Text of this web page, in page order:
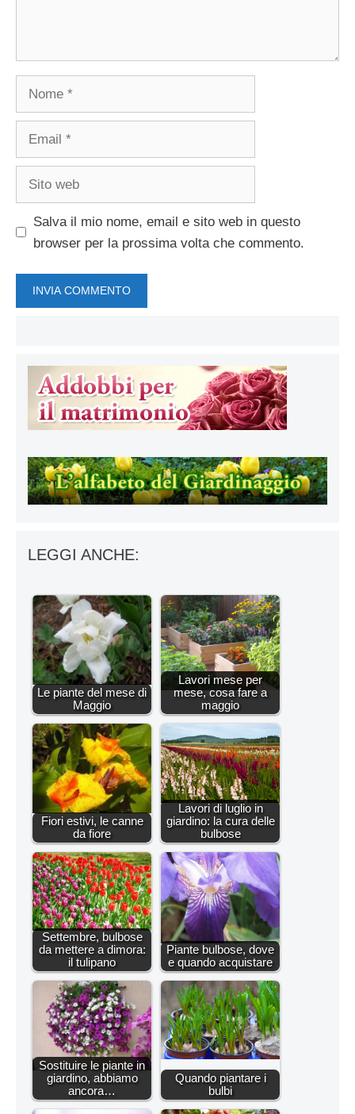
Salva il mio nome, email e sito web in questo
browser per la prossima volta che commento.
LEGGI ANCHE:
Le piante del mese di
Maggio
Lavori mese per
mese, cosa fare a
maggio
Fiori estivi, le canne
da fiore
Lavori di luglio in
giardino: la cura delle
bulbose
Settembre, bulbose
da mettere a dimora:
il tulipano
Piante bulbose, dove
e quando acquistare
Sostituire le piante in
giardino, abbiamo
ancora…
Quando piantare i
bulbi